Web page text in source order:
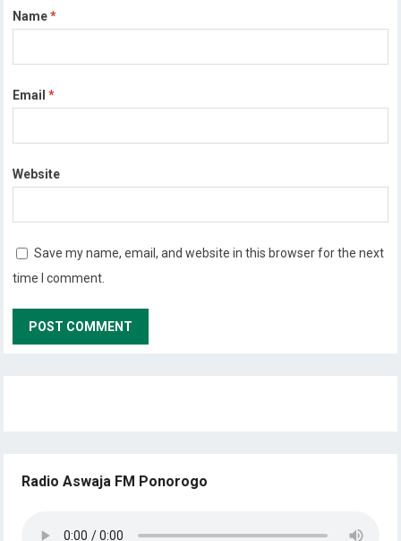
Name*
Email*
Website
Save my name, email, and website in this browser for the next
time I comment.
Radio Aswaja FM Ponorogo